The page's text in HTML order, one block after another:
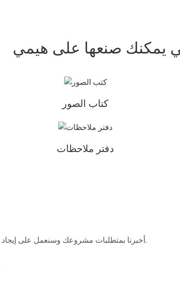
يمكنك صنعها على هيمي
كتاب الصور
دفتر ملاحظات
أخبرنا بمتطلبات مشروعك وسنعمل على إيجاد حل يلبي ميزانيتك وتوقعاتك التصميمية.